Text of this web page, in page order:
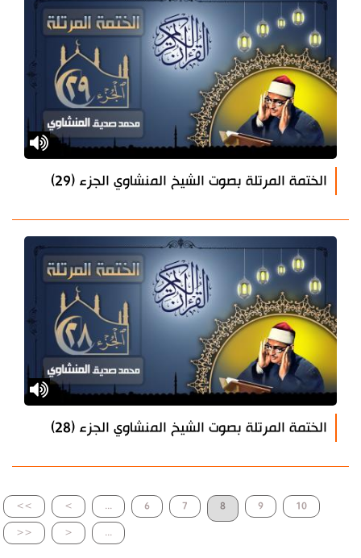
الختمة المرتلة بصوت الشيخ المنشاوي الجزء (29)
الختمة المرتلة بصوت الشيخ المنشاوي الجزء (28)
>> > ... 6 7 8 9 10
...
<
<<